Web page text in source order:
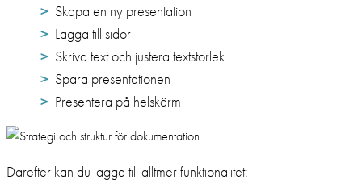
Skapa en ny presentation
Lägga till sidor
Skriva text och justera textstorlek
Spara presentationen
Presentera på helskärm
Därefter kan du lägga till alltmer funktionalitet: